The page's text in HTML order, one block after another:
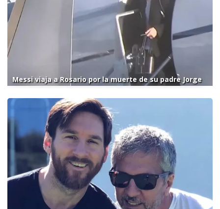
Messi viaja a Rosario por la muerte de su padre Jorge